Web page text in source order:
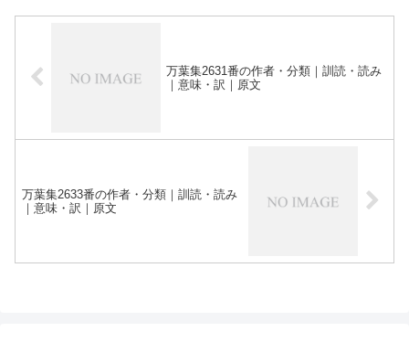
万葉集2631番の作者・分類｜訓読・読み
｜意味・訳｜原文
万葉集2633番の作者・分類｜訓読・読み
｜意味・訳｜原文